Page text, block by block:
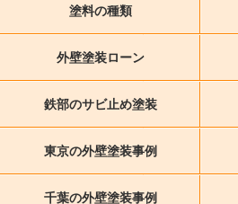
塗料の種類
外壁塗装ローン
鉄部のサビ止め塗装
東京の外壁塗装事例
千葉の外壁塗装事例